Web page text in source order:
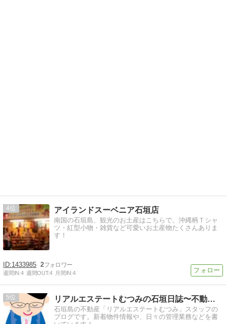
4 アイランドスーベニア石垣店
南国の石垣島、観光のお土産はこちらで。沖縄柄Ｔシャ
ツ・紅型小物・雑貨など可愛いお土産物たくさんありま
す！
1433985 2
週間IN:4 週間OUT:4 月間IN:4
5 リアルエステートむつみの石垣日誌〜不動産情報〜
石垣島の不動産「リアルエステートむつみ」スタッフの
ブログです。新着物件情報や、日々の管理業務などを書